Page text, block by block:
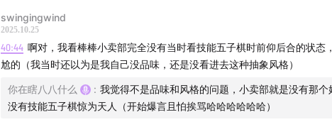
swingingwind
2025.10.25
40:44 啊对，我看棒棒小卖部完全没有当时看技能五子棋时前仰后合的状态
尬的（我当时还以为是我自己没品味，还是没看进去这种抽象风格）
你在瞎八八什么 : 我觉得不是品味和风格的问题，小卖部就是没有那个
没有技能五子棋惊为天人（开始爆言且怕挨骂哈哈哈哈哈哈）